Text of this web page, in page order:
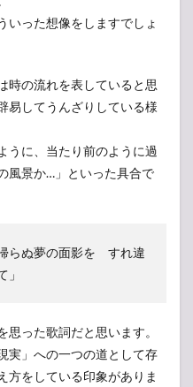
いった想像をしますでしょ
時の流れを表していると思
易してうんざりしている様
うに、当たり前のように過
風景か…」といった具合で
らぬ夢の面影を すれ違
」
った歌詞だと思います。
実」への一つの道として存
方をしている印象がありま